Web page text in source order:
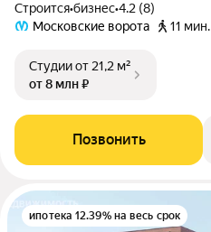
Строится•бизнес•4.2 (8)
Московские ворота
11 мин.
Студииот 21,2 м²
от 8 млн ₽
Позвонить
ипотека 12.39% на весь срок